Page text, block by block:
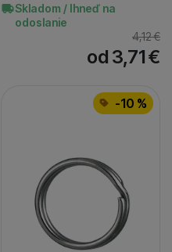
Skladom / Ihneď na
odoslanie
4,12€
od 3,71€
-10 %